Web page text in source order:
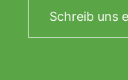
Schreib uns